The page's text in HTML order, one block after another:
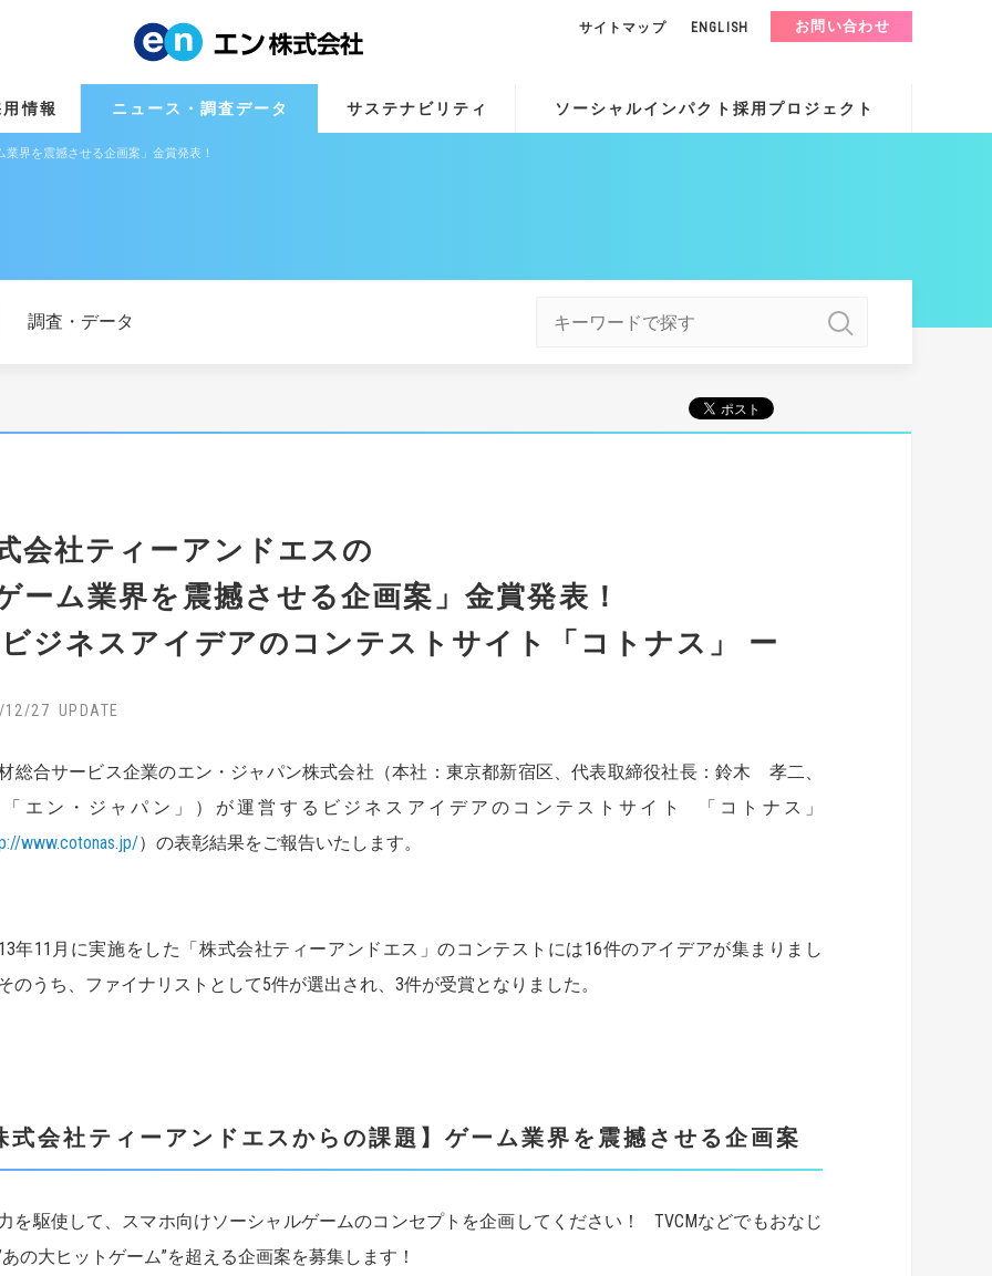
用情報 ニュース・調査データ サステナビリティ ソーシャルインパクト採用プロジェクト
サイトマップ ENGLISH お問い合わせ
界を震撼させる企画案」金賞発表！
調査・データ
会社ティーアンドエスの
ゲーム業界を震撼させる企画案」金賞発表！
ジネスアイデアのコンテストサイト「コトナス」 ー
12/27
総合サービス企業のエン・ジャパン株式会社（本社：東京都新宿区、代表取締役社長：鈴木 孝二、
「エン・ジャパン」）が運営するビジネスアイデアのコンテストサイト 「コトナス」
www.cotonas.jp/）の表彰結果をご報告いたします。
年11月に実施をした「株式会社ティーアンドエス」のコンテストには16件のアイデアが集まりまし
のうち、ファイナリストとして5件が選出され、3件が受賞となりました。
式会社ティーアンドエスからの課題】ゲーム業界を震撼させる企画案
を駆使して、スマホ向けソーシャルゲームのコンセプトを企画してください！ TVCMなどでもおなじ
あの大ヒットゲーム”を超える企画案を募集します！